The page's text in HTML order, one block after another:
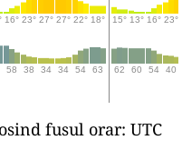
16° 23° 27° 27° 22° 18° 15° 13° 16° 23°
58 38 34 34 54 63 62 60 54 40
fusul orar: UTC